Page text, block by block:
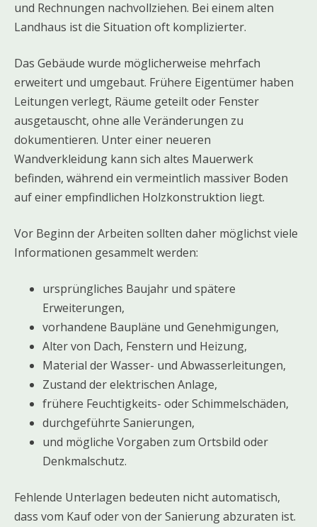
und Rechnungen nachvollziehen. Bei einem alten
Landhaus ist die Situation oft komplizierter.
Das Gebäude wurde möglicherweise mehrfach
erweitert und umgebaut. Frühere Eigentümer haben
Leitungen verlegt, Räume geteilt oder Fenster
ausgetauscht, ohne alle Veränderungen zu
dokumentieren. Unter einer neueren
Wandverkleidung kann sich altes Mauerwerk
befinden, während ein vermeintlich massiver Boden
auf einer empfindlichen Holzkonstruktion liegt.
Vor Beginn der Arbeiten sollten daher möglichst viele
Informationen gesammelt werden:
ursprüngliches Baujahr und spätere
Erweiterungen,
vorhandene Baupläne und Genehmigungen,
Alter von Dach, Fenstern und Heizung,
Material der Wasser- und Abwasserleitungen,
Zustand der elektrischen Anlage,
frühere Feuchtigkeits- oder Schimmelschäden,
durchgeführte Sanierungen,
und mögliche Vorgaben zum Ortsbild oder
Denkmalschutz.
Fehlende Unterlagen bedeuten nicht automatisch,
dass vom Kauf oder von der Sanierung abzuraten ist.